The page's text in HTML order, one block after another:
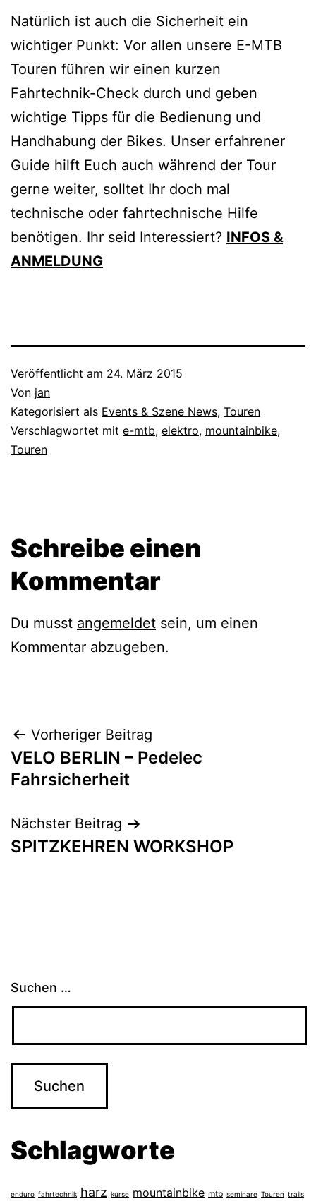
Natürlich ist auch die Sicherheit ein
wichtiger Punkt: Vor allen unsere E-MTB
Touren führen wir einen kurzen
Fahrtechnik-Check durch und geben
wichtige Tipps für die Bedienung und
Handhabung der Bikes. Unser erfahrener
Guide hilft Euch auch während der Tour
gerne weiter, solltet Ihr doch mal
technische oder fahrtechnische Hilfe
benötigen. Ihr seid Interessiert? INFOS &
ANMELDUNG
Veröffentlicht am 24. März 2015
Von jan
Kategorisiert als Events & Szene News, Touren
Verschlagwortet mit e-mtb, elektro, mountainbike,
Touren
Schreibe einen
Kommentar
Du musst angemeldet sein, um einen
Kommentar abzugeben.
Beitragsnavigation
Vorheriger Beitrag
VELO BERLIN – Pedelec
Fahrsicherheit
Nächster Beitrag
SPITZKEHREN WORKSHOP
Suchen …
Schlagworte
enduro fahrtechnik harz kurse mountainbike mtb seminare Touren trails